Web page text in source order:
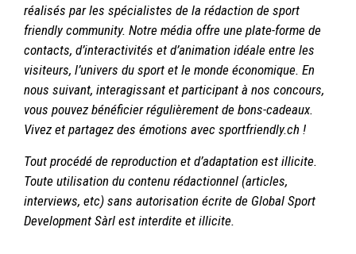
réalisés par les spécialistes de la rédaction de sport
friendly community. Notre média offre une plate-forme de
contacts, d’interactivités et d’animation idéale entre les
visiteurs, l’univers du sport et le monde économique. En
nous suivant, interagissant et participant à nos concours,
vous pouvez bénéficier régulièrement de bons-cadeaux.
Vivez et partagez des émotions avec sportfriendly.ch !
Tout procédé de reproduction et d’adaptation est illicite.
Toute utilisation du contenu rédactionnel (articles,
interviews, etc) sans autorisation écrite de Global Sport
Development Sàrl est interdite et illicite.